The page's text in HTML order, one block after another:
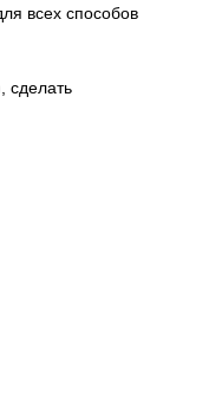
всех способов
сделать